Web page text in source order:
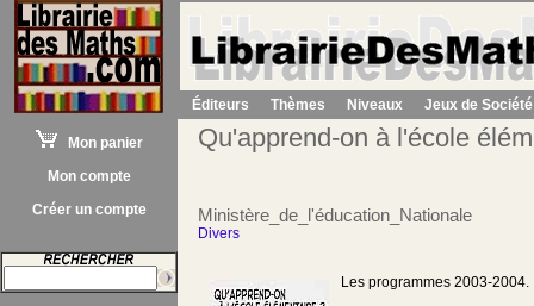
Mon panier
Mon compte
Créer un compte
Éditeurs Thèmes Niveaux Jeux de Société
Qu'apprend-on à l'école
Ministère_de_l'éducation_Nationale
Divers
Les programmes 2003-2004.